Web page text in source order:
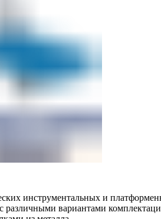
инструментальных и
различными вариантами